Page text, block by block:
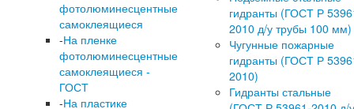
фотолюминесцентные
самоклеящиеся
-На пленке
фотолюминесцентные
самоклеящиеся -
ГОСТ
-На пластике
гидранты (ГОСТ Р
2010 д/у трубы 100 мм)
Чугунные пожарные
гидранты (ГОСТ Р
2010)
Гидранты стальные